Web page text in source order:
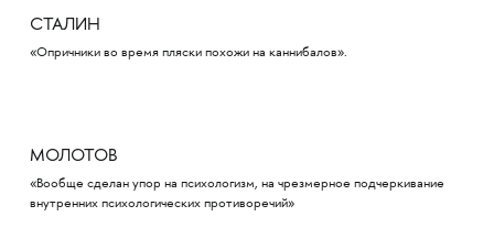
СТАЛИН
«Опричники во время пляски похожи на каннибалов».
МОЛОТОВ
«Вообще сделан упор на психологизм, на чрезмерное подчеркивание
внутренних психологических противоречий»